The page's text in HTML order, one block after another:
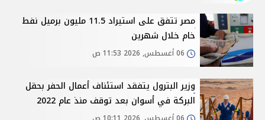
مصر تتفق على استيراد 11.5 مليون برميل نفط
خام خلال شهرين
وزير البترول يتفقد استئناف أعمال الحفر بحقل
البركة في أسوان بعد توقف منذ عام 2022